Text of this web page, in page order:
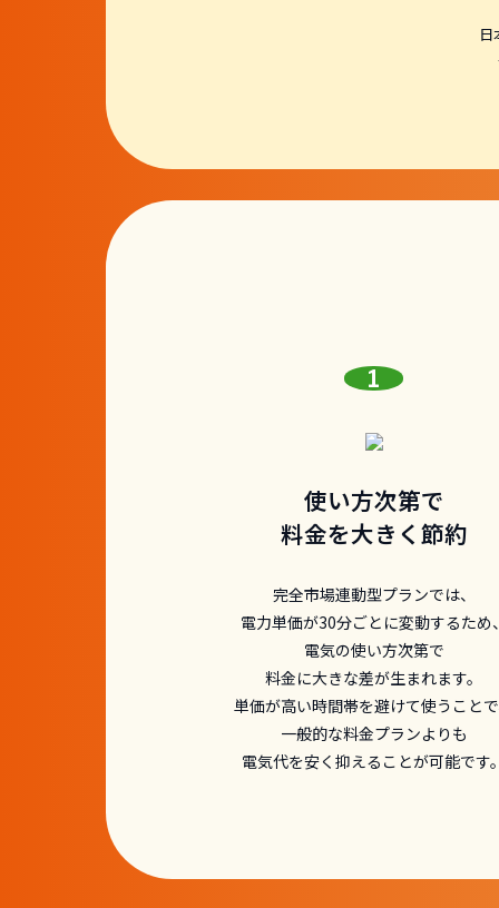
日
使い方次第で
料金を大きく節約
完全市場連動型プランでは、
電力単価が30分ごとに変動するため
電気の使い方次第で
料金に大きな差が生まれます。
単価が高い時間帯を避けて使うこと
一般的な料金プランよりも
電気代を安く抑えることが可能です